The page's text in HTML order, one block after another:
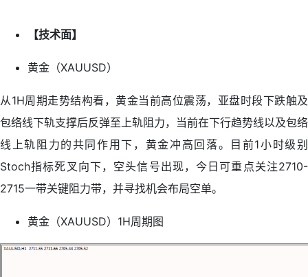
【技术面】
黄金（XAUUSD）
从1H周期走势结构看，黄金当前高位震荡，亚盘时段下跌触及
包络线下轨支撑后反弹至上轨阻力，当前在下行趋势线以及包络
线上轨阻力的共同作用下，黄金冲高回落。目前1小时级别
Stoch指标死叉向下，空头信号出现，今日可重点关注2710-
2715一带关键阻力带，并寻找机会布局空单。
黄金（XAUUSD）1H周期图